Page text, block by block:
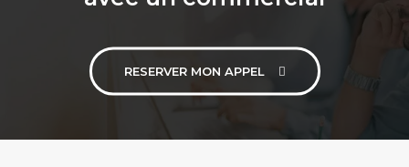
RESERVER MON APPEL